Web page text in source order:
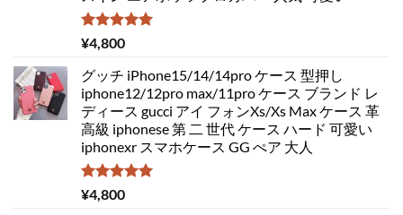
5段階中
5.00
¥4,800
グッチ iPhone15/14/14pro ケース 型押し
iphone12/12pro max/11pro ケース ブランド レ
ディース gucci アイ フォンXs/Xs Max ケース 革
高級 iphonese 第 二 世代 ケース ハード 可愛い
iphonexr スマホケース GG ぺア 大人
5段階中
5.00
¥4,800